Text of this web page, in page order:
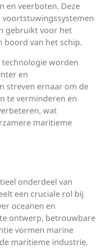
en veerboten. Deze
gebruikt voor het
boord van het schip.
worden
en
streven ernaar om de
te verminderen en
wat
maritieme
onderdeel van
een cruciale rol bij
oceanen en
ontwerp, betrouwbare
vormen marine
maritieme industrie.